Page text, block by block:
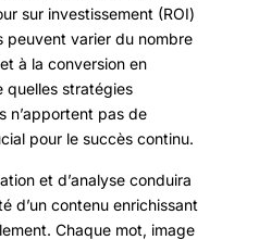
sur investissement (ROI)
peuvent varier du nombre
à la conversion en
quelles stratégies
n’apportent pas de
pour le succès continu.
et d’analyse conduira
d’un contenu enrichissant
Chaque mot, image